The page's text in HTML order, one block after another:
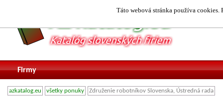
Táto webová stránka používa
Firmy
azkatalog.eu všetky ponuky Združenie robotníkov Slovenska, Ústredná rada